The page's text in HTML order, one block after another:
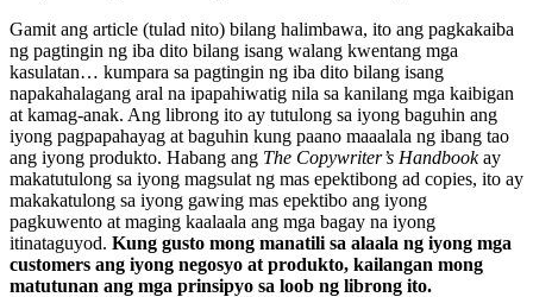
Gamit ang article (tulad nito) bilang halimbawa, ito ang pagkakaiba
ng pagtingin ng iba dito bilang isang walang kwentang mga
kasulatan… kumpara sa pagtingin ng iba dito bilang isang
napakahalagang aral na ipapahiwatig nila sa kanilang mga kaibigan
at kamag-anak. Ang librong ito ay tutulong sa iyong baguhin ang
iyong pagpapahayag at baguhin kung paano maaalala ng ibang tao
ang iyong produkto. Habang ang The Copywriter’s Handbookay
makatutulong sa iyong magsulat ng mas epektibong ad copies, ito ay
makakatulong sa iyong gawing mas epektibo ang iyong
pagkuwento at maging kaalaala ang mga bagay na iyong
itinataguyod. Kung gusto mong manatili sa alaala ng iyong mga
customers ang iyong negosyo at produkto, kailangan mong
matutunan ang mga prinsipyo sa loob ng librong ito.